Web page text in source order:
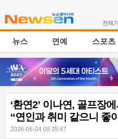
전체
뉴스 연예 스포츠
‘환연2’ 이나연, 골프장
“연인과 취미 같으니 좋
2026-06-04 09:35:47